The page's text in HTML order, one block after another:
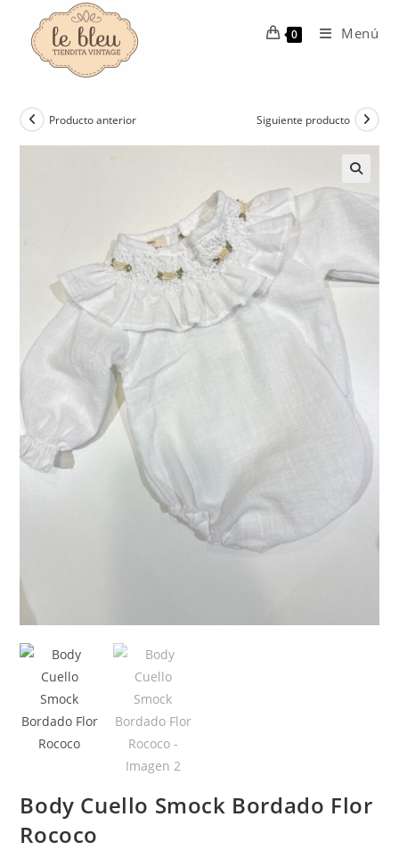
contenido
0 Menú
Producto anterior Siguiente producto
🔍
Body Cuello Smock Bordado Flor
Rococo